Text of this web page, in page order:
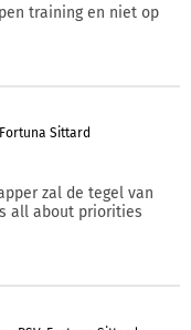
training en niet op
Sittard
zal de tegel van
all about priorities